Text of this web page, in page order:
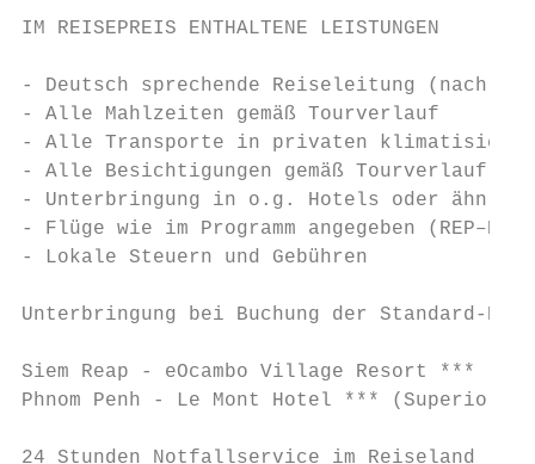
IM REISEPREIS ENTHALTENE LEISTUNGEN
- Deutsch sprechende Reiseleitung (nach
- Alle Mahlzeiten gemäß Tourverlauf
- Alle Transporte in privaten klimatisierten
- Alle Besichtigungen gemäß Tourverlauf
- Unterbringung in o.g. Hotels oder
- Flüge wie im Programm angegeben
- Lokale Steuern und Gebühren
Unterbringung bei Buchung der Standard-
Siem Reap - eOcambo Village Resort ***
Phnom Penh - Le Mont Hotel *** (Superior
24 Stunden Notfallservice im Reiseland